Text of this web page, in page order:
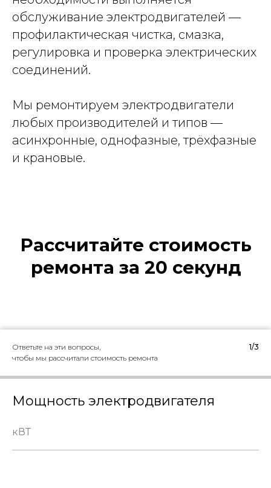
обслуживание электродвигателей —
профилактическая чистка, смазка,
регулировка и проверка электрических
соединений.
Мы ремонтируем электродвигатели
любых производителей и типов —
асинхронные, однофазные, трёхфазные
и крановые.
Ответьте на эти вопросы,
чтобы мы рассчитали стоимость ремонта
1/3
Мощность электродвигателя